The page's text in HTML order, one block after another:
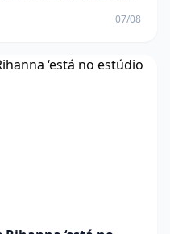
álbum solo: ‘Estou
Bra
07/08